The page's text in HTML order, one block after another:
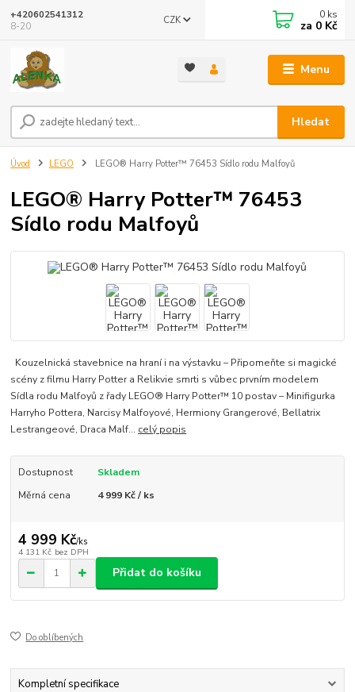
Menu
CZK
Hledat
+420602541312
8-20
0 ks
za 0 Kč
Úvod LEGO LEGO® Harry Potter™ 76453 Sídlo rodu Malfoyů
LEGO® Harry Potter™ 76453
Sídlo rodu Malfoyů
Kouzelnická stavebnice na hraní i na výstavku – Připomeňte si magické
scény z filmu Harry Potter a Relikvie smrti s vůbec prvním modelem
Sídla rodu Malfoyů z řady LEGO® Harry Potter™ 10 postav – Minifigurka
Harryho Pottera, Narcisy Malfoyové, Hermiony Grangerové, Bellatrix
Lestrangeové, Draca Malf... celý popis
Dostupnost
Skladem
Měrná cena
4 999 Kč / ks
4 999 Kč/ks
4 131 Kč bez DPH
Přidat do košíku
Do oblíbených
Kompletní specifikace